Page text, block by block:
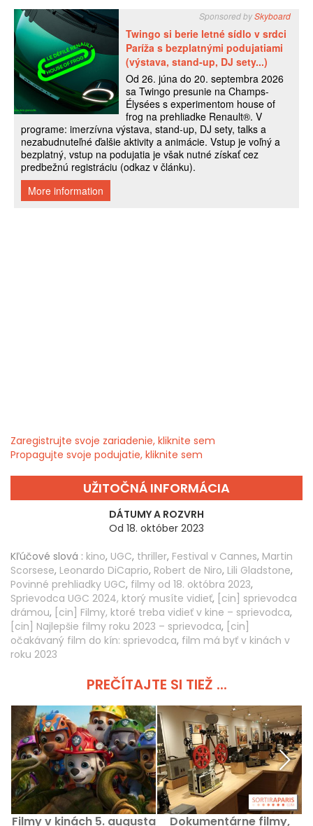
Zaregistrujte svoje zariadenie, kliknite sem
Propagujte svoje podujatie, kliknite sem
UŽITOČNÁ INFORMÁCIA
DÁTUMY A ROZVRH
Od 18. október 2023
Kľúčové slová : kino, UGC, thriller, Festival v Cannes, Martin
Scorsese, Leonardo DiCaprio, Robert de Niro, Lili Gladstone,
Povinné prehliadky UGC, filmy od 18. októbra 2023,
Sprievodca UGC 2024, ktorý musíte vidieť, [cin] sprievodca
drámou, [cin] Filmy, ktoré treba vidieť v kine – sprievodca,
[cin] Najlepšie filmy roku 2023 – sprievodca, [cin]
očakávaný film do kín: sprievodca, film má byť v kinách v
roku 2023
PREČÍTAJTE SI TIEŽ ...
Filmy v kinách 5. augusta Dokumentárne filmy,